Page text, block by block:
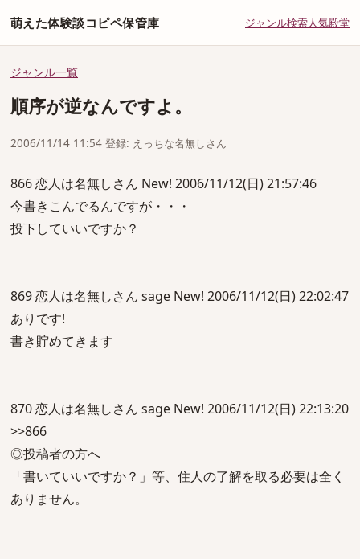
萌えた体験談コピペ保管庫 ジャンル検索人気殿堂
ジャンル一覧
順序が逆なんですよ。
2006/11/14 11:54 登録: えっちな名無しさん
866 恋人は名無しさん New! 2006/11/12(日) 21:57:46
今書きこんでるんですが・・・
投下していいですか？
869 恋人は名無しさん sage New! 2006/11/12(日) 22:02:47
ありです!
書き貯めてきます
870 恋人は名無しさん sage New! 2006/11/12(日) 22:13:20
>>866
◎投稿者の方へ
「書いていいですか？」等、住人の了解を取る必要は全く
ありません。